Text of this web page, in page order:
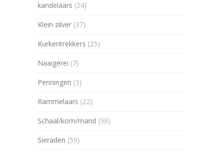
kandelaars (24)
Klein zilver (37)
Kurkentrekkers (25)
Naaigerei (7)
Penningen (3)
Rammelaars (22)
Schaal/kom/mand (98)
Sieraden (59)